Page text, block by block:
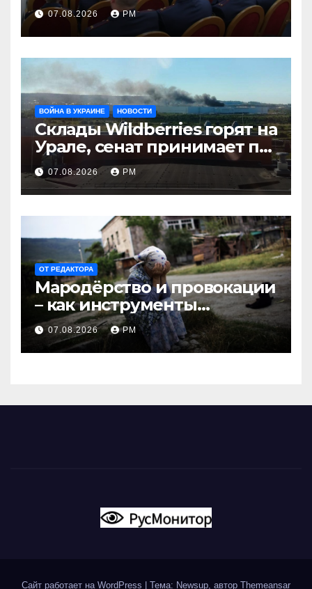
07.08.2026 РМ
ВОЙНА В УКРАИНЕ НОВОСТИ
Склады Wildberries горят на
Урале, сенат принимает по
Грэму закон
07.08.2026 РМ
ОТ РЕДАКТОРА
Мародёрство и провокации
– как инструменты
современной политики
России
07.08.2026 РМ
Сайт работает на WordPress Тема: Newsup, автор Themeansar